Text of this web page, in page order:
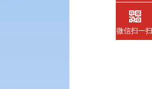
微信扫一扫